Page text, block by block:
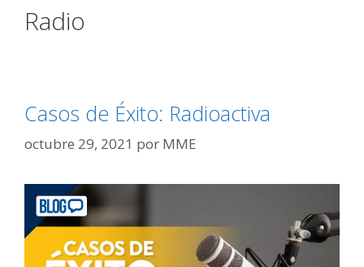
Radio
Casos de Éxito: Radioactiva
octubre 29, 2021 por MME